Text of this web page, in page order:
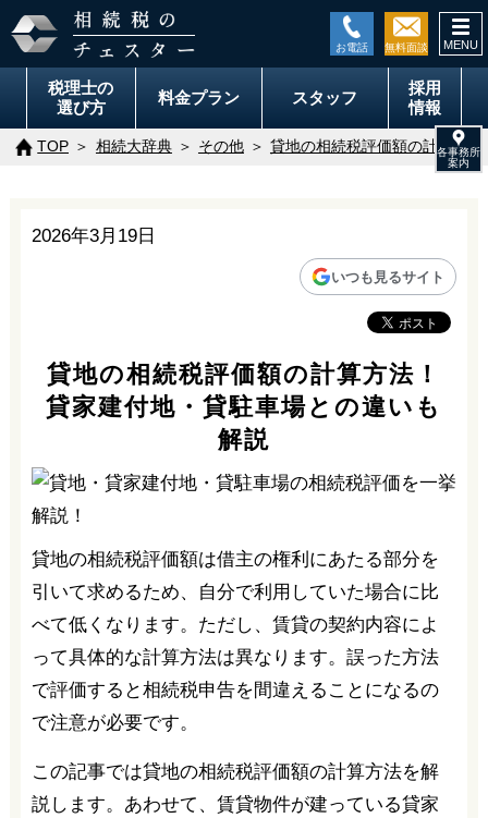
税理士の
選び方
料金プラン スタッフ
採用
情報
TOP 相続大辞典 その他 貸地の相続税評価額の計算方
2026年3月19日
いつも見るサイト
貸地の相続税評価額の計算方法！
貸家建付地・貸駐車場との違いも
解説
貸地の相続税評価額は借主の権利にあたる部分を
引いて求めるため、自分で利用していた場合に比
べて低くなります。ただし、賃貸の契約内容によ
って具体的な計算方法は異なります。誤った方法
で評価すると相続税申告を間違えることになるの
で注意が必要です。
この記事では貸地の相続税評価額の計算方法を解
説します。あわせて、賃貸物件が建っている貸家